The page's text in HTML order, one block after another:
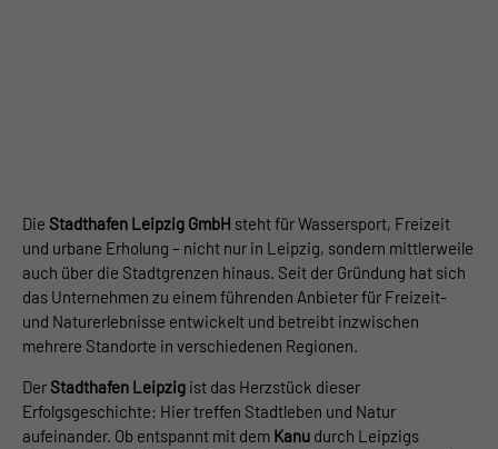
Die Stadthafen Leipzig GmbH steht für Wassersport, Freizeit
und urbane Erholung – nicht nur in Leipzig, sondern mittlerweile
auch über die Stadtgrenzen hinaus. Seit der Gründung hat sich
das Unternehmen zu einem führenden Anbieter für Freizeit-
und Naturerlebnisse entwickelt und betreibt inzwischen
mehrere Standorte in verschiedenen Regionen.
Der Stadthafen Leipzig ist das Herzstück dieser
Erfolgsgeschichte: Hier treffen Stadtleben und Natur
aufeinander. Ob entspannt mit dem Kanu durch Leipzigs